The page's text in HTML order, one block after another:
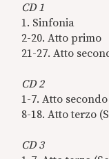
CD 1
1. Sinfonia
2-20. Atto primo
21-27. Atto
CD 2
1-7. Atto
8-18. Atto terzo
CD 3